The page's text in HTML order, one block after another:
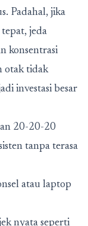
Padahal, jika
jeda
konsentrasi
otak tidak
investasi besar
20-20-20
tanpa terasa
atau laptop
nyata seperti